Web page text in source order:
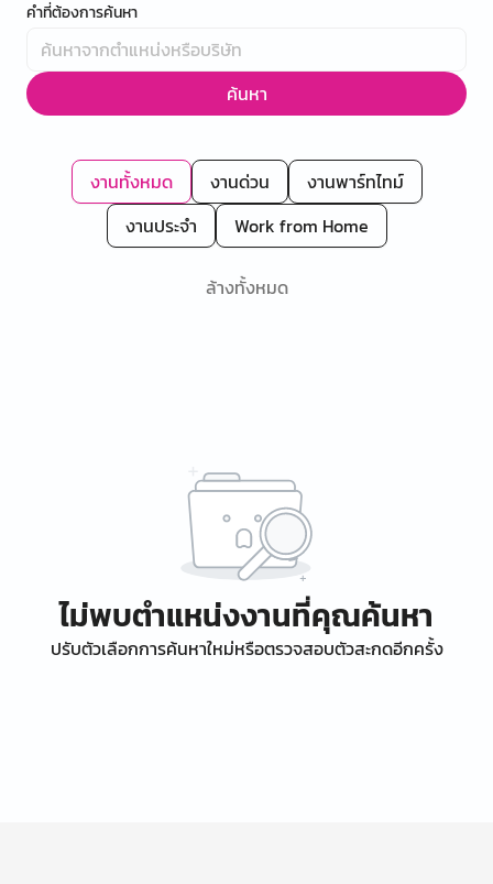
คำที่ต้องการค้นหา
ค้นหา
งานทั้งหมด งานด่วน
งานพาร์ทไทม์
งานประจำ
Work from Home
ล้างทั้งหมด
ไม่พบตำแหน่งงานที่คุณค้นหา
ปรับตัวเลือกการค้นหาใหม่หรือตรวจสอบตัวสะกดอีกครั้ง